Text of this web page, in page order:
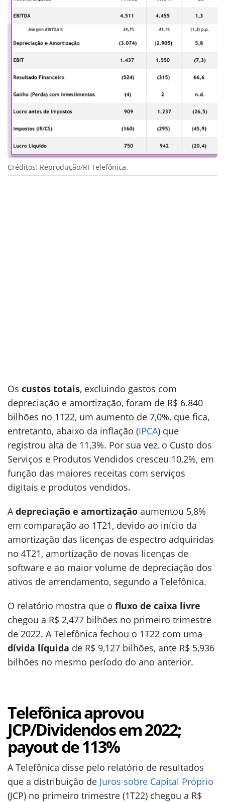
Créditos: Reprodução/RI Telefônica.
Os custos totais, excluindo gastos com
depreciação e amortização, foram de R$ 6.840
bilhões no 1T22, um aumento de 7,0%, que fica,
entretanto, abaixo da inflação (IPCA) que
registrou alta de 11,3%. Por sua vez, o Custo dos
Serviços e Produtos Vendidos cresceu 10,2%, em
função das maiores receitas com serviços
digitais e produtos vendidos.
A depreciação e amortização aumentou 5,8%
em comparação ao 1T21, devido ao início da
amortização das licenças de espectro adquiridas
no 4T21, amortização de novas licenças de
software e ao maior volume de depreciação dos
ativos de arrendamento, segundo a Telefônica.
O relatório mostra que o fluxo de caixa livre
chegou a R$ 2,477 bilhões no primeiro trimestre
de 2022. A Telefônica fechou o 1T22 com uma
dívida líquida de R$ 9,127 bilhões, ante R$ 5,936
bilhões no mesmo período do ano anterior.
Telefônica aprovou
JCP/Dividendos em 2022;
payout de 113%
A Telefônica disse pelo relatório de resultados
que a distribuição de Juros sobre Capital Próprio
(JCP) no primeiro trimestre (1T22) chegou a R$